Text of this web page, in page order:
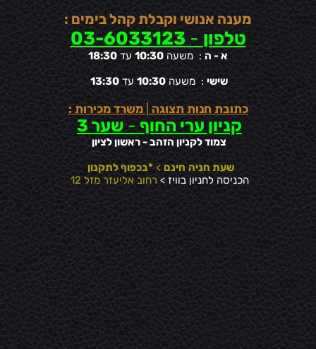
מענה אנושי וקבלת קהל בימים :
טלפון -
03-6033123
א - ה : משעה 10:30 עד 18:30
שישי : משעה10:30 עד13:30
כתובת חנות תצוגה |משרד מכירות :
קניון ערי החוף- שער 3
צמוד לקניון הזהב - ראשון לציון
שעת חניה חינם >*בכפוף לתקנון
הכניסה לחניון בוויז >רחוב אליעזר מזל 12